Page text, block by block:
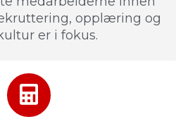
opplæring og
er i fokus.